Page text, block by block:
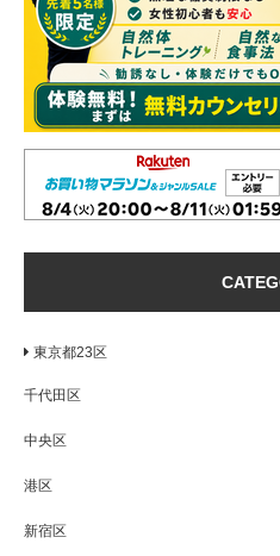
東京都23区
千代田区
中央区
港区
新宿区